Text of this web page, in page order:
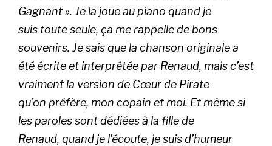
Gagnant ». Je la joue au piano quand je
suis toute seule, ça me rappelle de bons
souvenirs. Je sais que la chanson originale a
été écrite et interprétée par Renaud, mais c’est
vraiment la version de Cœur de Pirate
qu’on préfère, mon copain et moi. Et même si
les paroles sont dédiées à la fille de
Renaud, quand je l’écoute, je suis d’humeur